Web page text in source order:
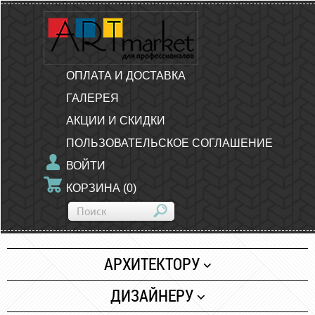
ОПЛАТА И ДОСТАВКА
ГАЛЕРЕЯ
АКЦИИ И СКИДКИ
ПОЛЬЗОВАТЕЛЬСКОЕ СОГЛАШЕНИЕ
ВОЙТИ
КОРЗИНА (0)
АРХИТЕКТОРУ
Бумага
ДИЗАЙНЕРУ